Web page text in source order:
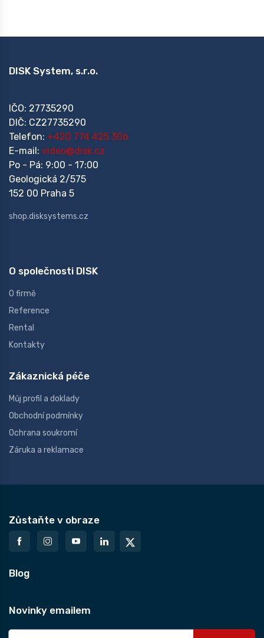
DISK System, s.r.o.
IČO: 27735290
DIČ: CZ27735290
Telefon: +420 774 425 306
E-mail: video@disk.cz
Po - Pá: 9:00 - 17:00
Geologická 2/575
152 00 Praha 5
shop.disksystems.cz
O společnosti DISK
O firmě
Reference
Rental
Kontakty
Zákaznická péče
Můj profil a doklady
Obchodní podmínky
Ochrana soukromí
Záruka a reklamace
Zůstaňte v obraze
Blog
Novinky emailem